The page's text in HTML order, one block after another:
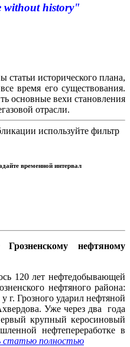
without history"
статьи исторического плана,
время его существования.
основные вехи становления
отрасли.
используйте фильтр
временной интервал
нефтяному
120 лет нефтедобывающей
нефтяного района:
г. Грозного ударил нефтяной
Уже через два года
крупный керосиновый
нефтепереработке в
полностью